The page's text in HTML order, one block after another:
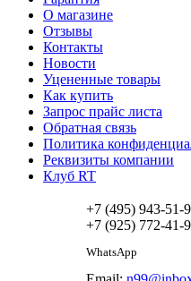
О магазине
Отзывы
Контакты
Новости
Уцененные товары
Как купить
Запрос прайс листа
Обратная связь
Политика
Реквизиты компании
Клуб RT
+7 (495) 943-51-
+7 (925) 772-41-
WhatsApp